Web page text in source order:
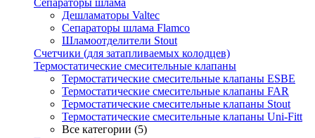
Сепараторы шлама
Дешламаторы Valtec
Сепараторы шлама Flamco
Шламоотделители Stout
Счетчики (для затапливаемых колодцев)
Термостатические смесительные клапаны
Термостатические смесительные клапаны ESBE
Термостатические смесительные клапаны FAR
Термостатические смесительные клапаны Stout
Термостатические смесительные клапаны Uni-Fitt
Все категории (5)